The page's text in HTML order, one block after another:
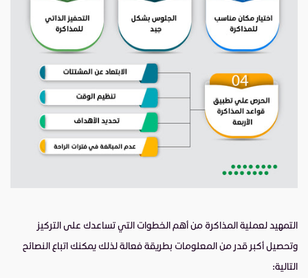
التمهيد لعملية المذاكرة من أهم الخطوات التي تساعدك على التركيز
وتحصيل أكبر قدر من المعلومات بطريقة فعالة لذلك يمكنك اتباع النصائح
التالية: